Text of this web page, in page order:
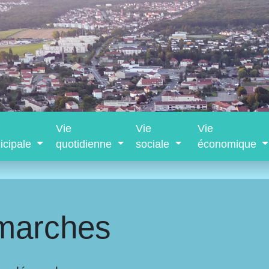
Vie
quotidienne
Vie
sociale
Vie
économique